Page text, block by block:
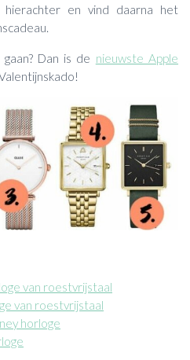
en vind daarna het
gaan? Dan is de nieuwste Apple
van roestvrijstaal
van roestvrijstaal
horloge